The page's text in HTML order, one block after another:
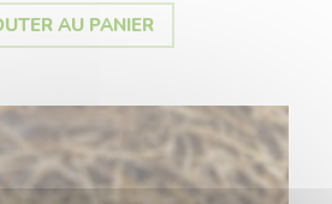
AU PANIER